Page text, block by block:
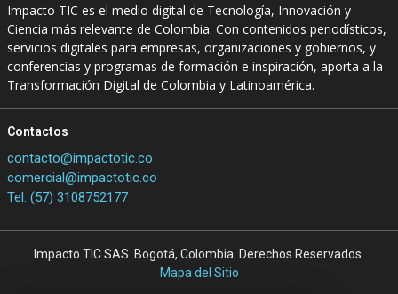
Impacto TIC es el medio digital de Tecnología, Innovación y
Ciencia más relevante de Colombia. Con contenidos periodísticos,
servicios digitales para empresas, organizaciones y gobiernos, y
conferencias y programas de formación e inspiración, aporta a la
Transformación Digital de Colombia y Latinoamérica.
Contactos
contacto@impactotic.co
comercial@impactotic.co
Tel. (57) 3108752177
Impacto TIC SAS. Bogotá, Colombia. Derechos Reservados.
Mapa del Sitio